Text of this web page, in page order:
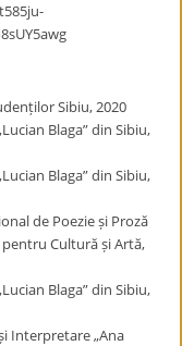
Sibiu, 2020
Blaga” din Sibiu,
Blaga” din Sibiu,
de Poezie și Proză
pentru Cultură și Artă,
Blaga” din Sibiu,
Interpretare „Ana